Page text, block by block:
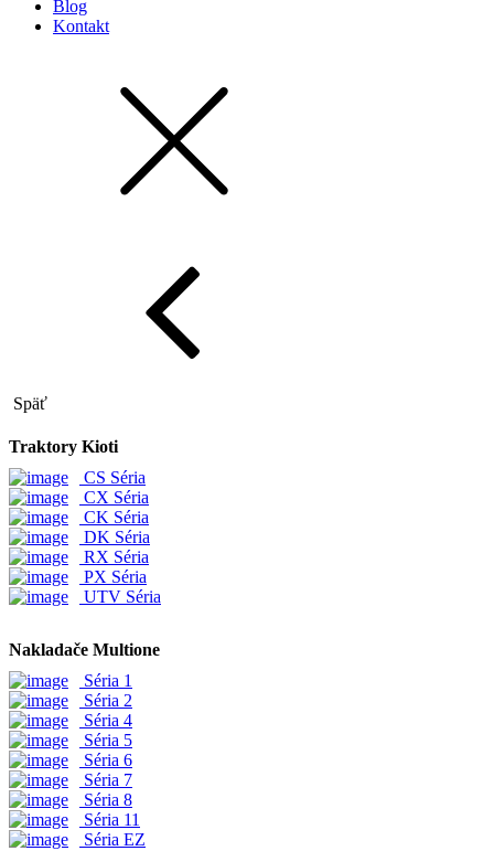
Blog
Kontakt
Späť
Traktory Kioti
CS Séria
CX Séria
CK Séria
DK Séria
RX Séria
PX Séria
UTV Séria
Nakladače Multione
Séria 1
Séria 2
Séria 4
Séria 5
Séria 6
Séria 7
Séria 8
Séria 11
Séria EZ